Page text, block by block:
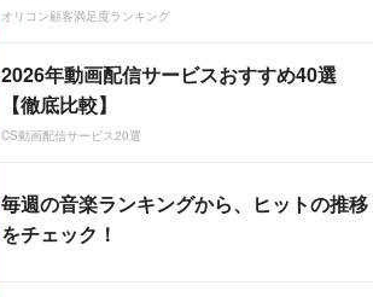
オリコン顧客満足度ランキング
2026年動画配信サービスおすすめ40選
【徹底比較】
CS動画配信サービス20選
毎週の音楽ランキングから、ヒットの推移
をチェック！